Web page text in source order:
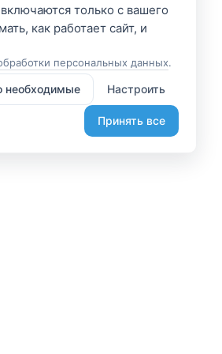
только с вашего
как работает сайт, и
персональных данных.
необходимые Настроить
Принять все